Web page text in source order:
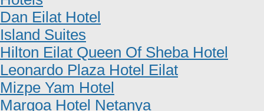
Dan Eilat Hotel
Island Suites
Hilton Eilat Queen Of Sheba Hotel
Leonardo Plaza Hotel Eilat
Mizpe Yam Hotel
Margoa Hotel Netanya